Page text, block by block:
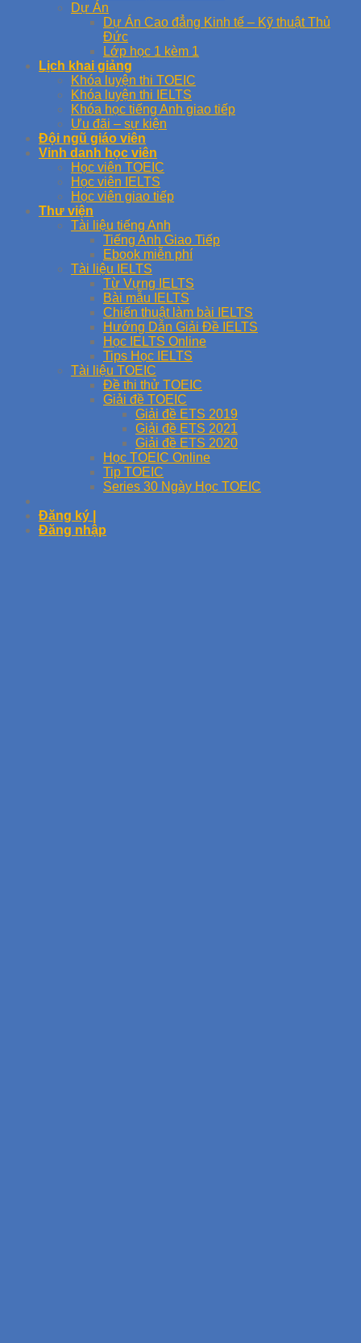
Dự Án
Dự Án Cao đẳng Kinh tế – Kỹ thuật Thủ
Đức
Lớp học 1 kèm 1
Lịch khai giảng
Khóa luyện thi TOEIC
Khóa luyện thi IELTS
Khóa học tiếng Anh giao tiếp
Ưu đãi – sự kiện
Đội ngũ giáo viên
Vinh danh học viên
Học viên TOEIC
Học viên IELTS
Học viên giao tiếp
Thư viện
Tài liệu tiếng Anh
Tiếng Anh Giao Tiếp
Ebook miễn phí
Tài liệu IELTS
Từ Vựng IELTS
Bài mẫu IELTS
Chiến thuật làm bài IELTS
Hướng Dẫn Giải Đề IELTS
Học IELTS Online
Tips Học IELTS
Tài liệu TOEIC
Đề thi thử TOEIC
Giải đề TOEIC
Giải đề ETS 2019
Giải đề ETS 2021
Giải đề ETS 2020
Học TOEIC Online
Tip TOEIC
Series 30 Ngày Học TOEIC
Đăng ký |
Đăng nhập